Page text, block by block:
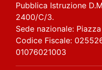
Pubblica Istruzione
2400/C/3.
Sede nazionale:
Codice Fiscale:
01076021003